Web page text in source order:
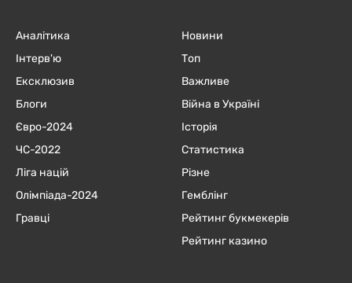
Аналітика
Інтерв'ю
Ексклюзив
Блоги
Євро-2024
ЧC-2022
Ліга націй
Олімпіада-2024
Гравці
Новини
Топ
Важливе
Війна в Україні
Історія
Статистика
Різне
Гемблінг
Рейтинг букмекерів
Рейтинг казино